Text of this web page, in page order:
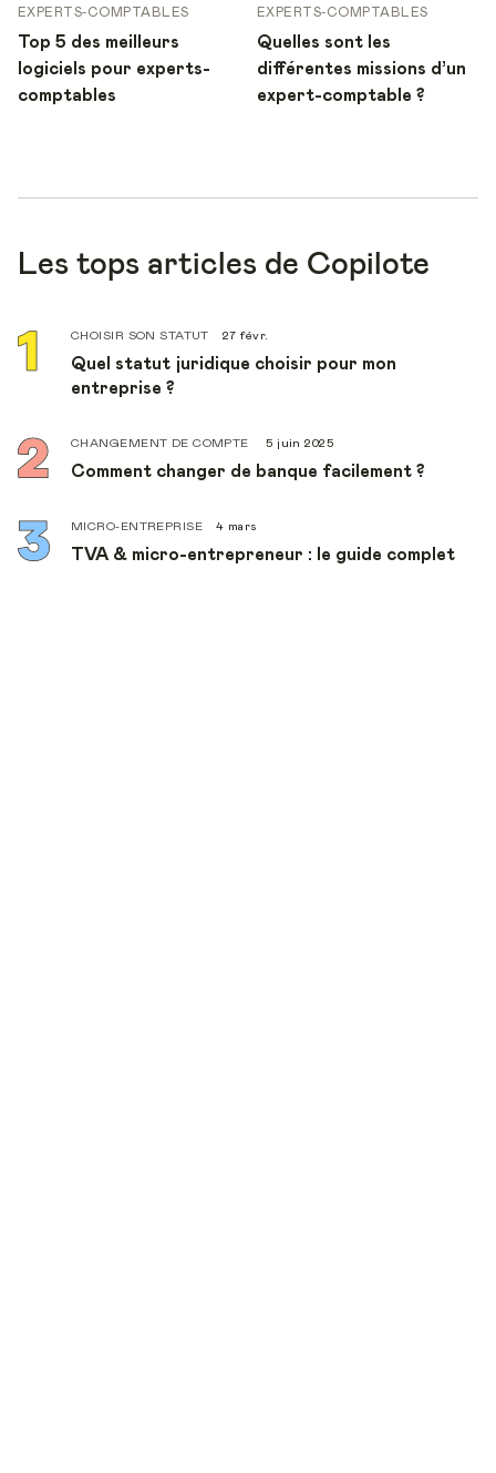
EXPERTS-COMPTABLES
Top 5 des meilleurs
logiciels pour experts-
comptables
EXPERTS-COMPTABLES
Quelles sont les
différentes missions d’un
expert-comptable ?
Les tops articles de Copilote
CHOISIR SON STATUT 27 févr.
Quel statut juridique choisir pour mon
entreprise ?
CHANGEMENT DE COMPTE 5 juin 2025
Comment changer de banque facilement ?
MICRO-ENTREPRISE 4 mars
TVA & micro-entrepreneur : le guide complet